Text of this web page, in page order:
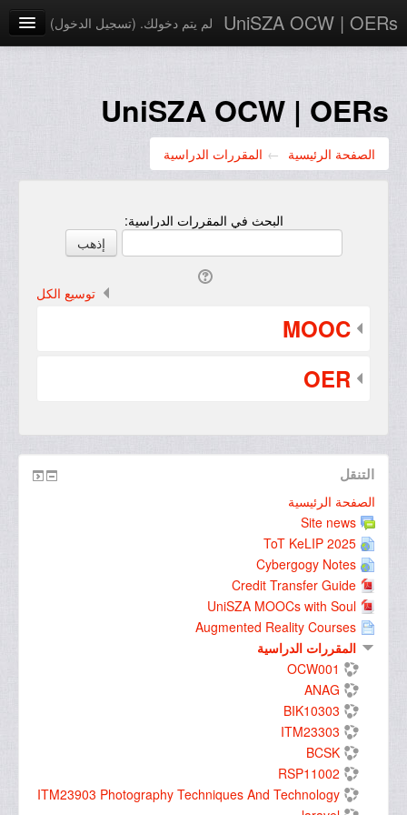
UniSZA OCW | OERs لم يتم دخولك. (تسجيل الدخول)
e-Learning Website
UniSZA Website
UniSZA OCW | OERs
الصفحة الرئيسية ← المقررات الدراسية
البحث في المقررات الدراسية:
توسيع الكل
MOOC
OER
التنقل
الصفحة الرئيسية
Site news
ToT KeLIP 2025
Cybergogy Notes
Credit Transfer Guide
UniSZA MOOCs with Soul
Augmented Reality Courses
المقررات الدراسية
OCW001
ANAG
BIK10303
ITM23303
BCSK
RSP11002
ITM23903 Photography Techniques And Technology